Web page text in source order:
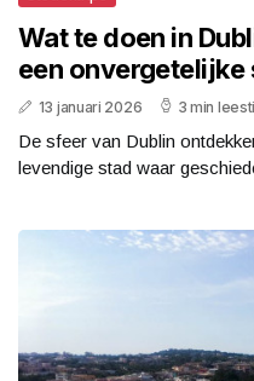
Wat te doen in
een onvergetelijke
13 januari 2026 3 min
De sfeer van Dublin
levendige stad waar